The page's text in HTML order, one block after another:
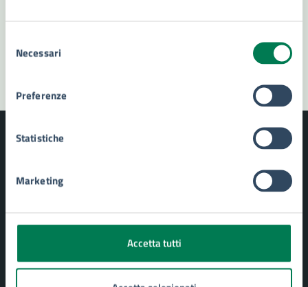
delNecessari
Preferenze
Statistiche
Marketing
Accetta tutti
Segnala disservizio
Comune di Siracusa
Uffici